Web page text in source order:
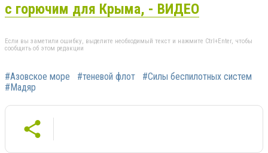
с горючим для Крыма, - ВИДЕО
Если вы заметили ошибку, выделите необходимый текст и нажмите Ctrl+Enter, чтобы
сообщить об этом редакции
#Азовское море #теневой флот
#Силы беспилотных систем
#Мадяр